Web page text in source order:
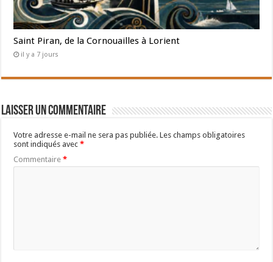
Saint Piran, de la Cornouailles à Lorient
il y a 7 jours
Laisser un commentaire
Votre adresse e-mail ne sera pas publiée. Les champs obligatoires
sont indiqués avec*
Commentaire*